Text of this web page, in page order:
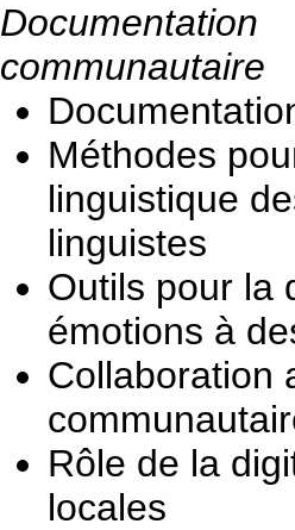
communautaire
Méthodes
linguistique
linguistes
Outils pour la
émotions à
Collaboration
Rôle de la
locales